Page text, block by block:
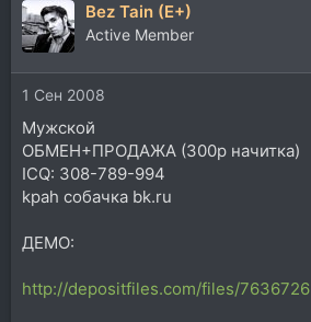
Bez Tain (E+)
Active Member
1 Сен 2008
Мужской
ОБМЕН+ПРОДАЖА (300р начитка)
ICQ: 308-789-994
kpah собачка bk.ru
ДЕМО:
http://depositfiles.com/files/7636726